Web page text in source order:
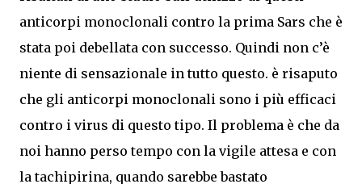
anticorpi monoclonali contro la prima Sars che è
stata poi debellata con successo. Quindi non c’è
niente di sensazionale in tutto questo. è risaputo
che gli anticorpi monoclonali sono i più efficaci
contro i virus di questo tipo. Il problema è che da
noi hanno perso tempo con la vigile attesa e con
la tachipirina, quando sarebbe bastato